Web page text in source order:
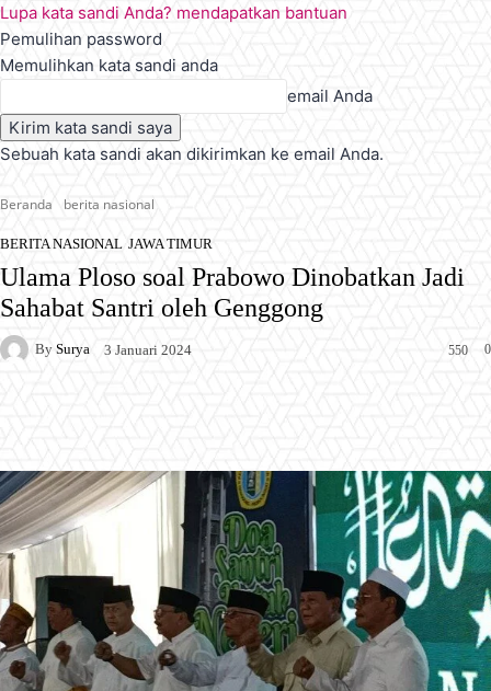
Lupa kata sandi Anda? mendapatkan bantuan
Pemulihan password
Memulihkan kata sandi anda
email Anda
Sebuah kata sandi akan dikirimkan ke email Anda.
Beranda berita nasional
BERITA NASIONAL JAWA TIMUR
Ulama Ploso soal Prabowo Dinobatkan Jadi
Sahabat Santri oleh Genggong
By Surya 3 Januari 2024 0
550